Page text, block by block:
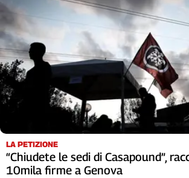
LA PETIZIONE
“Chiudete le sedi di Casapound”,
10mila firme a Genova